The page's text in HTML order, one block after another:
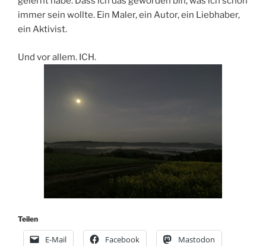
immer sein wollte. Ein Maler, ein Autor, ein Liebhaber,
ein Aktivist.
Und vor allem. ICH.
Teilen
E-Mail Facebook Mastodon